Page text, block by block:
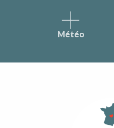
Météo